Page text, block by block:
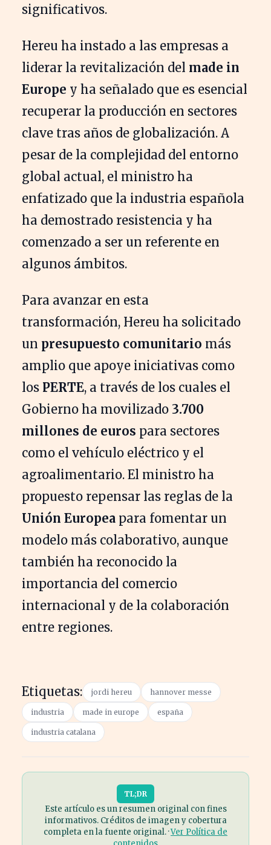
significativos.
Hereu ha instado a las empresas a
liderar la revitalización del made in
Europe y ha señalado que es esencial
recuperar la producción en sectores
clave tras años de globalización. A
pesar de la complejidad del entorno
global actual, el ministro ha
enfatizado que la industria española
ha demostrado resistencia y ha
comenzado a ser un referente en
algunos ámbitos.
Para avanzar en esta
transformación, Hereu ha solicitado
un presupuesto comunitario más
amplio que apoye iniciativas como
los PERTE, a través de los cuales el
Gobierno ha movilizado 3.700
millones de euros para sectores
como el vehículo eléctrico y el
agroalimentario. El ministro ha
propuesto repensar las reglas de la
Unión Europea para fomentar un
modelo más colaborativo, aunque
también ha reconocido la
importancia del comercio
internacional y de la colaboración
entre regiones.
Etiquetas: jordi hereu hannover messe
industria made in europe españa
industria catalana
TL;DR
Este artículo es un resumen original con fines
informativos. Créditos de imagen y cobertura
completa en la fuente original. ·Ver Política de